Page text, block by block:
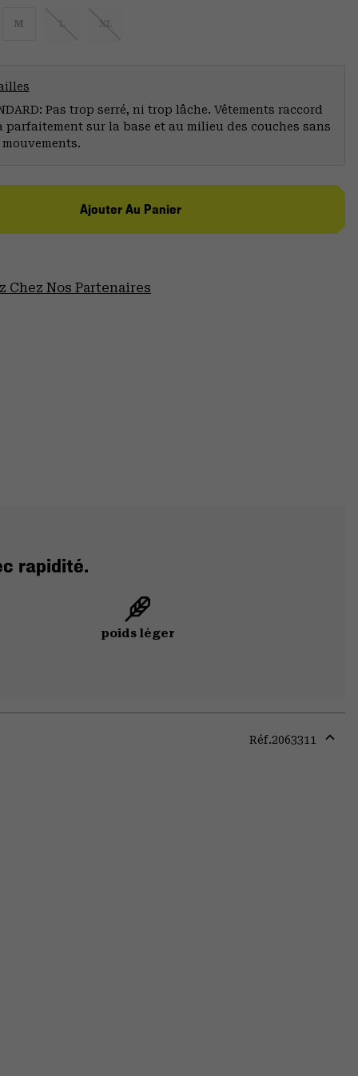
M L XL
Pas trop serré, ni trop lâche. Vêtements raccord
parfaitement sur la base et au milieu des couches sans
Ajouter Au Panier
Chez Nos Partenaires
rapidité.
poids léger
Réf.2063311